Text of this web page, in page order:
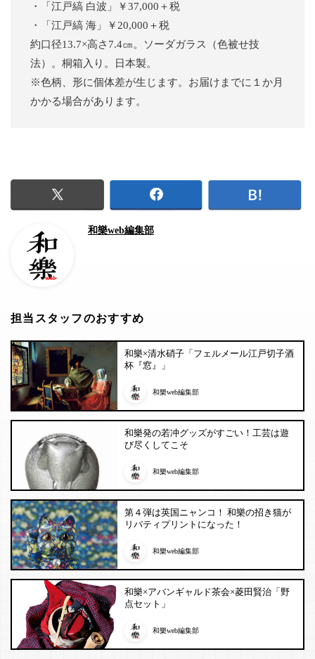
・「江戸縞 白波」￥37,000＋税
・「江戸縞 海」￥20,000＋税
約口径13.7×高さ7.4㎝。ソーダガラス（色被せ技
法）。桐箱入り。日本製。
※色柄、形に個体差が生じます。お届けまでに１か月
かかる場合があります。
和樂web編集部
担当スタッフのおすすめ
和樂×清水硝子「フェルメール江戸切子酒
杯『窓』」
和樂web編集部
和樂発の若冲グッズがすごい！工芸は遊
び尽くしてこそ
和樂web編集部
第４弾は英国ニャンコ！ 和樂の招き猫が
リバティプリントになった！
和樂web編集部
和樂×アバンギャルド茶会×菱田賢治「野
点セット」
和樂web編集部